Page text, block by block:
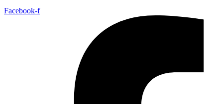
Facebook-f